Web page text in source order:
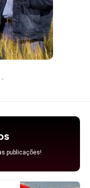
-
publicações!